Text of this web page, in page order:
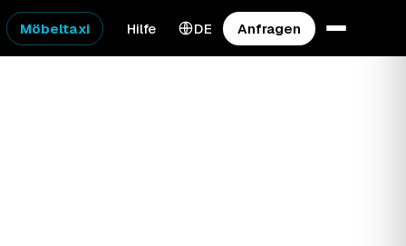
Möbeltaxi Hilfe DE Anfragen